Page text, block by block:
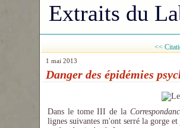
Extraits du
<<
1 mai 2013
Danger des épidémies
Dans le tome III de la
lignes suivantes m'ont serré la gorge